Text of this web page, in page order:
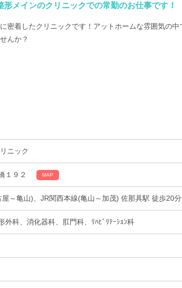
形メインのクリニックでの常勤のお仕事です！
密着したクリニックです！アットホームな雰囲気の中
んか？
ニック
１９２ MAP
～亀山)、JR関西本線(亀山～加茂) 佐那具駅 徒歩20分
外科、消化器科、肛門科、ﾘﾊﾋﾞﾘﾃｰｼｮﾝ科